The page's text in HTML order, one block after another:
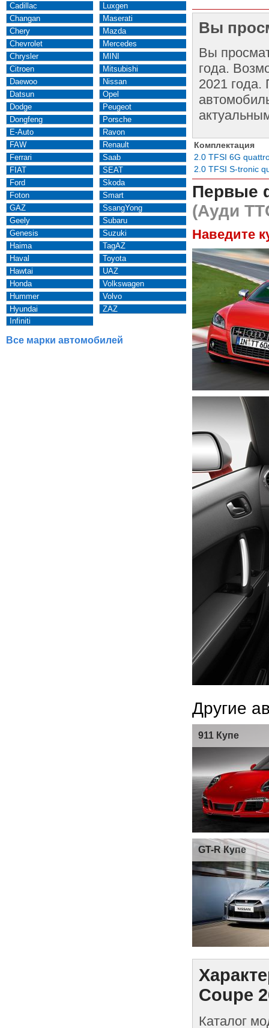
Cadillac
Changan
Chery
Chevrolet
Chrysler
Citroen
Daewoo
Datsun
Dodge
Dongfeng
E-Auto
FAW
Ferrari
FIAT
Ford
Foton
GAZ
Geely
Genesis
Haima
Haval
Hawtai
Honda
Hummer
Hyundai
Infiniti
Luxgen
Maserati
Mazda
Mercedes
MINI
Mitsubishi
Nissan
Opel
Peugeot
Porsche
Ravon
Renault
Saab
SEAT
Skoda
Smart
SsangYong
Subaru
Suzuki
TagAZ
Toyota
UAZ
Volkswagen
Volvo
ZAZ
Все марки автомобилей
Вы
Вы
года.
2021 года.
Комплектация
2.0 TFSI 6G
2.0 TFSI S-tronic
Первые
(Ауди
Наведите
Другие
911 Купе
GT-R Купе
Coupe
Каталог